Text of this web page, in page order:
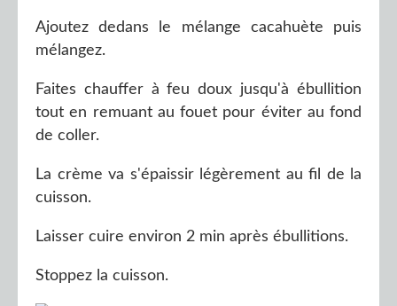
Ajoutez dedans le mélange cacahuète puis
mélangez.
Faites chauffer à feu doux jusqu'à ébullition
tout en remuant au fouet pour éviter au fond
de coller.
La crème va s'épaissir légèrement au fil de la
cuisson.
Laisser cuire environ 2 min après ébullitions.
Stoppez la cuisson.